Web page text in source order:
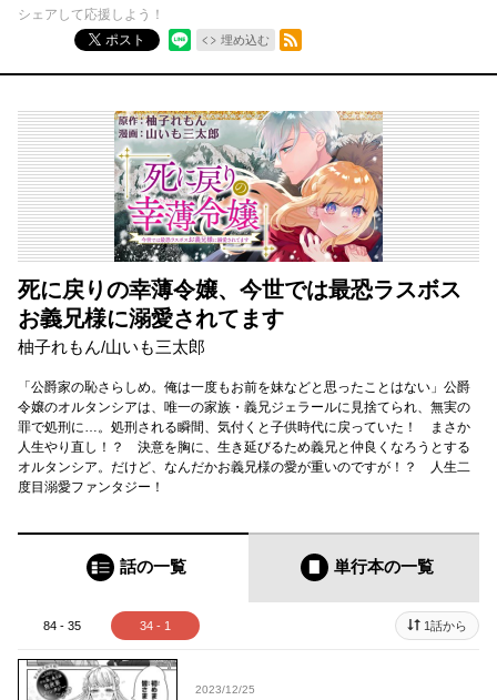
シェアして応援しよう！
ポスト
埋め込む
RSSフィード
死に戻りの幸薄令嬢、今世では最恐ラスボス
お義兄様に溺愛されてます
柚子れもん/山いも三太郎
「公爵家の恥さらしめ。俺は一度もお前を妹などと思ったことはない」公爵
令嬢のオルタンシアは、唯一の家族・義兄ジェラールに見捨てられ、無実の
罪で処刑に…。処刑される瞬間、気付くと子供時代に戻っていた！ まさか
人生やり直し！？ 決意を胸に、生き延びるため義兄と仲良くなろうとする
オルタンシア。だけど、なんだかお義兄様の愛が重いのですが！？ 人生二
度目溺愛ファンタジー！
話の一覧 単行本の一覧
84 - 35 34 - 1 1話から
2023/12/25